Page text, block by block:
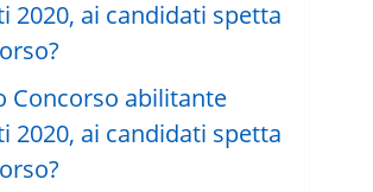
Concorso abilitante
2020, ai candidati spetta